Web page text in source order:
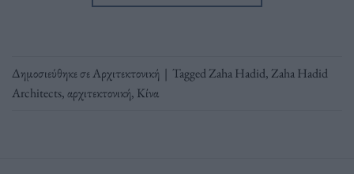
Δημοσιεύθηκε σεΑρχιτεκτονική | TaggedZaha Hadid,Zaha Hadid
Architects,αρχιτεκτονική, Κίνα